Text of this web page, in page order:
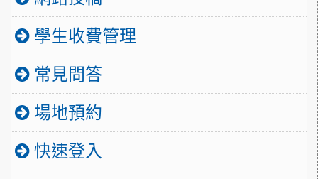
學生收費管理
常見問答
場地預約
快速登入